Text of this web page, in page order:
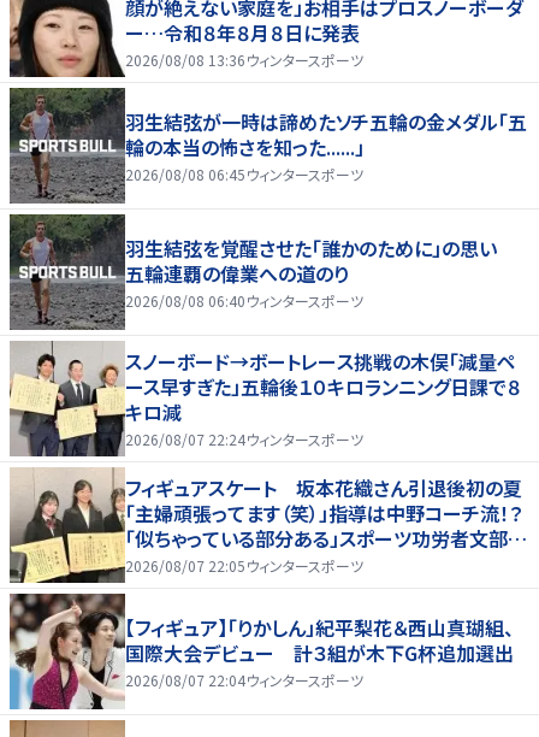
顔が絶えない家庭を」お相手はプロスノーボーダ
ー…令和８年８月８日に発表
2026/08/08 13:36ウィンタースポーツ
羽生結弦が一時は諦めたソチ五輪の金メダル「五
輪の本当の怖さを知った......」
2026/08/08 06:45ウィンタースポーツ
羽生結弦を覚醒させた「誰かのために」の思い
五輪連覇の偉業への道のり
2026/08/08 06:40ウィンタースポーツ
スノーボード→ボートレース挑戦の木俣「減量ペ
ース早すぎた」五輪後１０キロランニング日課で８
キロ減
2026/08/07 22:24ウィンタースポーツ
フィギュアスケート 坂本花織さん引退後初の夏
「主婦頑張ってます（笑）」指導は中野コーチ流！？
「似ちゃっている部分ある」スポーツ功労者文部科
学大臣顕彰・表彰式
2026/08/07 22:05ウィンタースポーツ
【フィギュア】「りかしん」紀平梨花＆西山真瑚組、
国際大会デビュー 計３組が木下G杯追加選出
2026/08/07 22:04ウィンタースポーツ